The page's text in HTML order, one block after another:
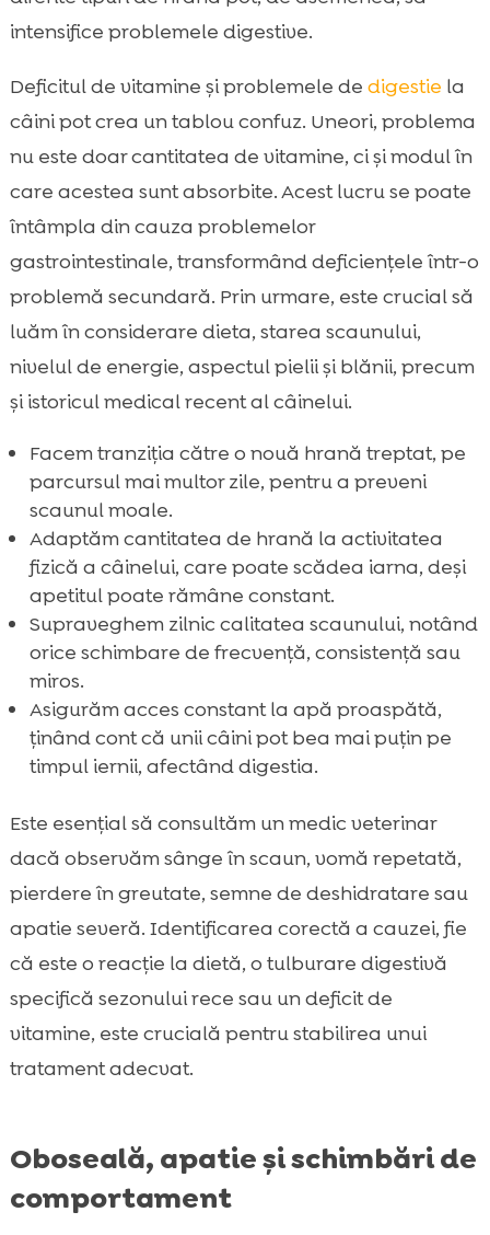
intensifice problemele digestive.
Deficitul de vitamine și problemele de digestie la
câini pot crea un tablou confuz. Uneori, problema
nu este doar cantitatea de vitamine, ci și modul în
care acestea sunt absorbite. Acest lucru se poate
întâmpla din cauza problemelor
gastrointestinale, transformând deficiențele într-o
problemă secundară. Prin urmare, este crucial să
luăm în considerare dieta, starea scaunului,
nivelul de energie, aspectul pielii și blănii, precum
și istoricul medical recent al câinelui.
Facem tranziția către o nouă hrană treptat, pe
parcursul mai multor zile, pentru a preveni
scaunul moale.
Adaptăm cantitatea de hrană la activitatea
fizică a câinelui, care poate scădea iarna, deși
apetitul poate rămâne constant.
Supraveghem zilnic calitatea scaunului, notând
orice schimbare de frecvență, consistență sau
miros.
Asigurăm acces constant la apă proaspătă,
ținând cont că unii câini pot bea mai puțin pe
timpul iernii, afectând digestia.
Este esențial să consultăm un medic veterinar
dacă observăm sânge în scaun, vomă repetată,
pierdere în greutate, semne de deshidratare sau
apatie severă. Identificarea corectă a cauzei, fie
că este o reacție la dietă, o tulburare digestivă
specifică sezonului rece sau un deficit de
vitamine, este crucială pentru stabilirea unui
tratament adecvat.
Oboseală, apatie și schimbări de
comportament